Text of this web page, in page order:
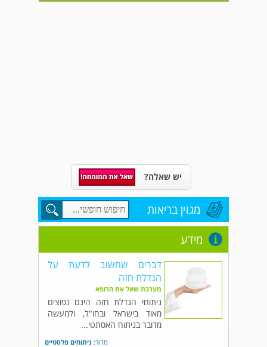
יש שאלה?
מגזין בריאות
מידע
דברים שחשוב לדעת על
הגדלת חזה
מערכת שאל את הרופא
ניתוחי הגדלת חזה הינם נפוצים
מאוד בישראל ובחו"ל, ולמעשה
מדובר בניתוח האסתטי...
מדור: ניתוחים פלסטיים